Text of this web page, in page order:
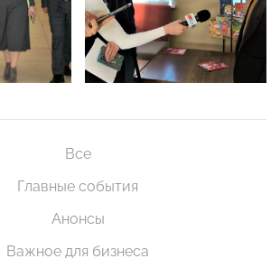
Все
Главные события
Анонсы
Важное для бизнеса